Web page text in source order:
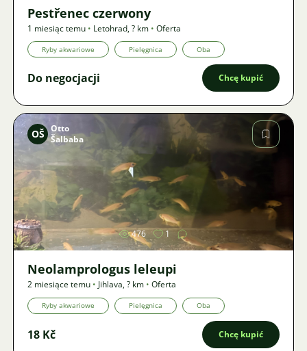
Pestřenec czerwony
1 miesiąc temu • Letohrad,? km • Oferta
Ryby akwariowe Pielęgnica Oba
Do negocjacji Chcę kupić
Zdjęcie
OŠ Otto
Šalbaba
476 1
Neolamprologus leleupi
2 miesiące temu • Jihlava,? km • Oferta
Ryby akwariowe Pielęgnica Oba
18 Kč Chcę kupić